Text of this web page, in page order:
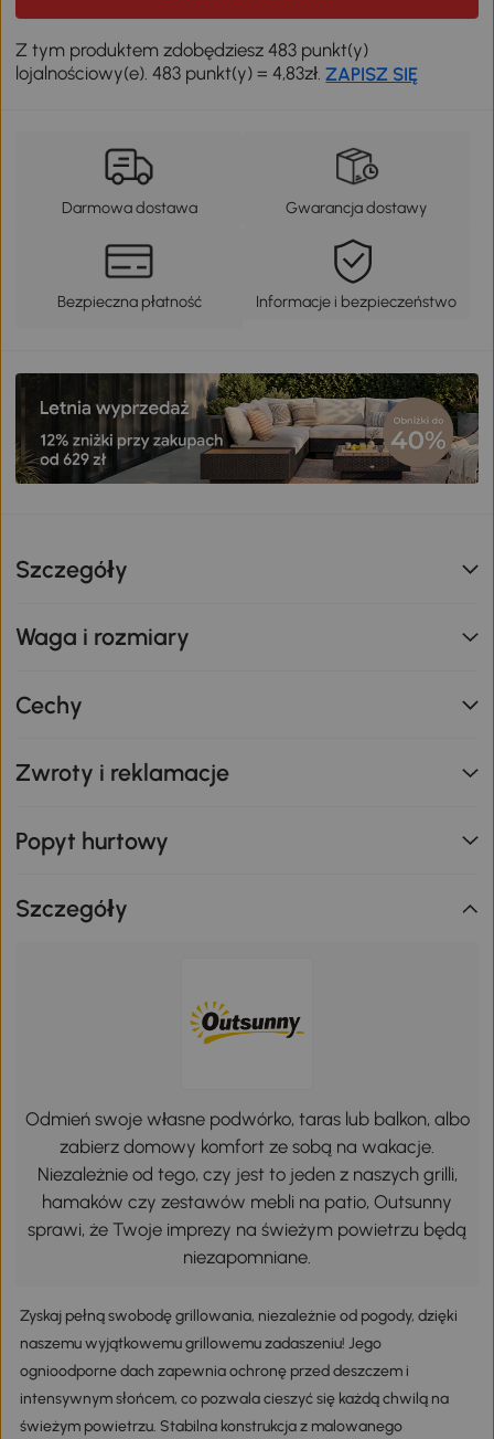
Z tym produktem zdobędziesz 483 punkt(y)
lojalnościowy(e). 483 punkt(y) = 4,83zł.ZAPISZ SIĘ
Darmowa dostawa Gwarancja dostawy
Bezpieczna płatność Informacje i bezpieczeństwo
Szczegóły
Waga i rozmiary
Cechy
Zwroty i reklamacje
Popyt hurtowy
Szczegóły
Odmień swoje własne podwórko, taras lub balkon, albo
zabierz domowy komfort ze sobą na wakacje.
Niezależnie od tego, czy jest to jeden z naszych grilli,
hamaków czy zestawów mebli na patio, Outsunny
sprawi, że Twoje imprezy na świeżym powietrzu będą
niezapomniane.
Zyskaj pełną swobodę grillowania, niezależnie od pogody, dzięki
naszemu wyjątkowemu grillowemu zadaszeniu! Jego
ognioodporne dach zapewnia ochronę przed deszczem i
intensywnym słońcem, co pozwala cieszyć się każdą chwilą na
świeżym powietrzu. Stabilna konstrukcja z malowanego